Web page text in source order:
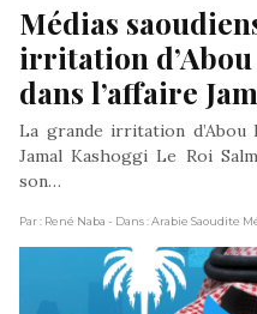
Médias
irritation
dans l’affaire
La grande irritation d’Abou
Jamal Kashoggi Le Roi
son…
Par : René Naba - Dans : Arabie Saoudite